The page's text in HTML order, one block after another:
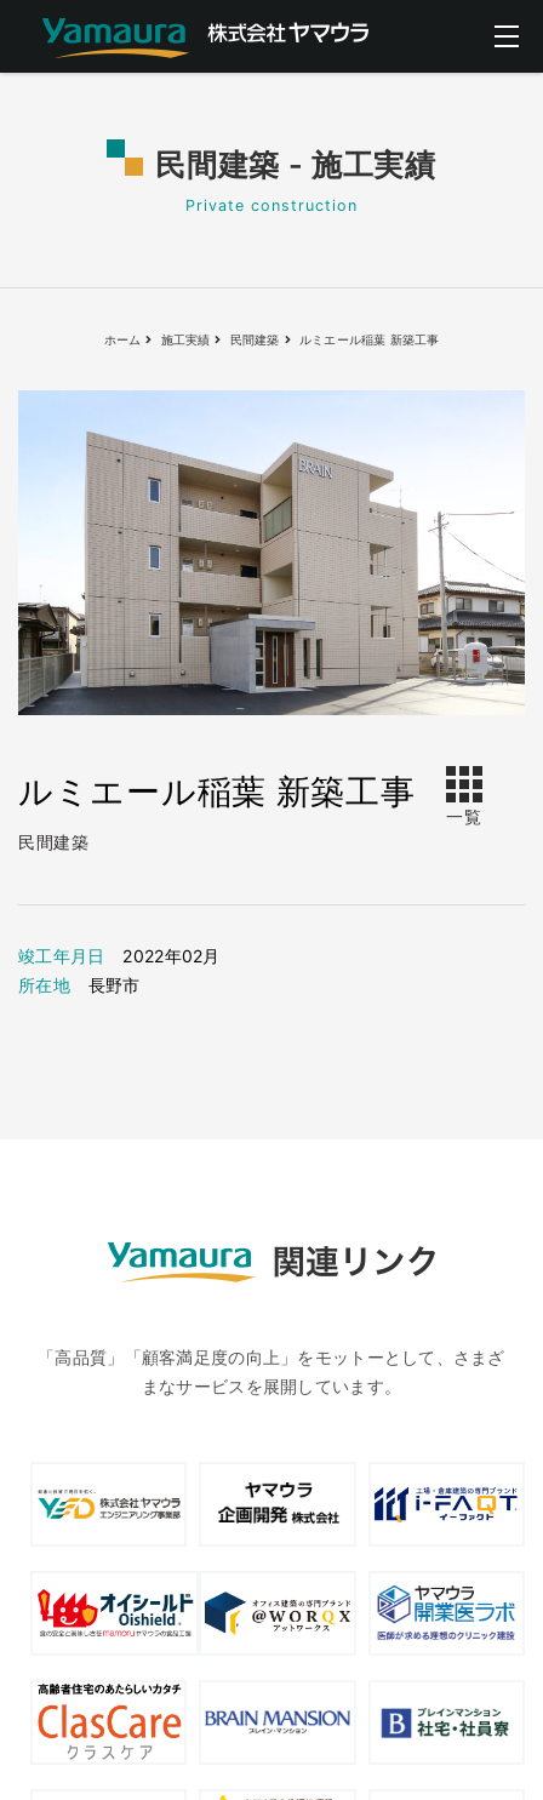
民間建築 - 施工実績
Private construction
ホーム 施工実績 民間建築 ルミエール稲葉 新築工事
ルミエール稲葉 新築工事
民間建築
一覧
竣工年月日
2022年02月
所在地
長野市
「高品質」「顧客満足度の向上」をモットーとして、さまざ
まなサービスを展開しています。